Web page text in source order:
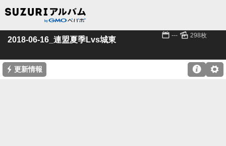
2018-06-16_連盟夏季Lvs城東 📅 --- 🌄 298枚
⚡ 更新情報 ⚙
